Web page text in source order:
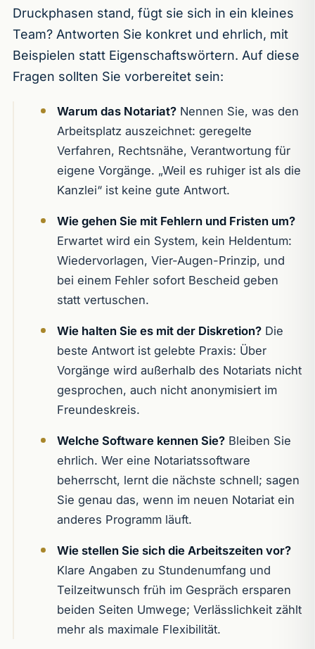
Druckphasen stand, fügt sie sich in ein kleines
Team? Antworten Sie konkret und ehrlich, mit
Beispielen statt Eigenschaftswörtern. Auf diese
Fragen sollten Sie vorbereitet sein:
Warum das Notariat? Nennen Sie, was den
Arbeitsplatz auszeichnet: geregelte
Verfahren, Rechtsnähe, Verantwortung für
eigene Vorgänge. „Weil es ruhiger ist als die
Kanzlei“ ist keine gute Antwort.
Wie gehen Sie mit Fehlern und Fristen um?
Erwartet wird ein System, kein Heldentum:
Wiedervorlagen, Vier-Augen-Prinzip, und
bei einem Fehler sofort Bescheid geben
statt vertuschen.
Wie halten Sie es mit der Diskretion? Die
beste Antwort ist gelebte Praxis: Über
Vorgänge wird außerhalb des Notariats nicht
gesprochen, auch nicht anonymisiert im
Freundeskreis.
Welche Software kennen Sie? Bleiben Sie
ehrlich. Wer eine Notariatssoftware
beherrscht, lernt die nächste schnell; sagen
Sie genau das, wenn im neuen Notariat ein
anderes Programm läuft.
Wie stellen Sie sich die Arbeitszeiten vor?
Klare Angaben zu Stundenumfang und
Teilzeitwunsch früh im Gespräch ersparen
beiden Seiten Umwege; Verlässlichkeit zählt
mehr als maximale Flexibilität.